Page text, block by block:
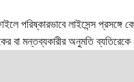
পরিষ্কারভাবে লাইসেন্স প্রসঙ্গে
বা মন্তব্যকারীর অনুমতি